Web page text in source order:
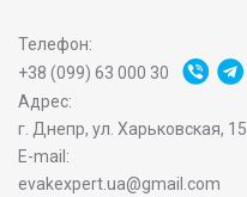
Телефон:
+38 (099) 63 000 30
Адрес:
г. Днепр, ул. Харьковская, 15
E-mail:
evakexpert.ua@gmail.com